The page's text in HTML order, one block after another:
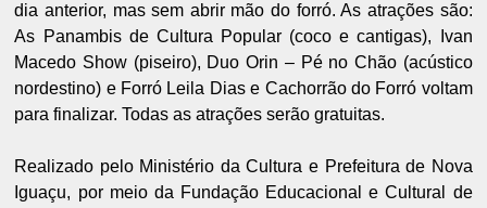
dia anterior, mas sem abrir mão do forró. As atrações são:
As Panambis de Cultura Popular (coco e cantigas), Ivan
Macedo Show (piseiro), Duo Orin – Pé no Chão (acústico
nordestino) e Forró Leila Dias e Cachorrão do Forró voltam
para finalizar. Todas as atrações serão gratuitas.
Realizado pelo Ministério da Cultura e Prefeitura de Nova
Iguaçu, por meio da Fundação Educacional e Cultural de